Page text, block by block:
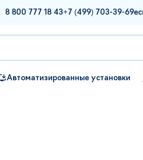
8 800 777 18 43+7 (499) 703-39-69
Автоматизированные установки